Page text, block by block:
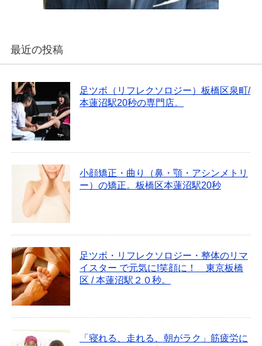
最近の投稿
足ツボ（リフレクソロジー）板橋区泉町/
本蓮沼駅20秒の専門店。
小顔矯正・曲り（鼻・顎・アシンメトリ
ー）の矯正。板橋区本蓮沼駅20秒
足ツボ・リフレクソロジー・整体のリマ
イスター で元気に!笑顔に！ 東京板橋
区 / 本蓮沼駅２０秒。
「寝れる、走れる、朝がラク」筋疲労に